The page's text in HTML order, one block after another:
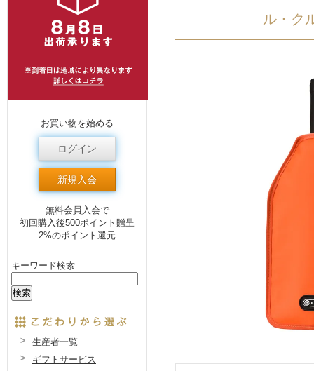
ル・ク
お買い物を始める
ログイン
新規入会
無料会員入会で
初回購入後500ポイント贈呈
2%のポイント還元
キーワード検索
生産者一覧
ギフトサービス